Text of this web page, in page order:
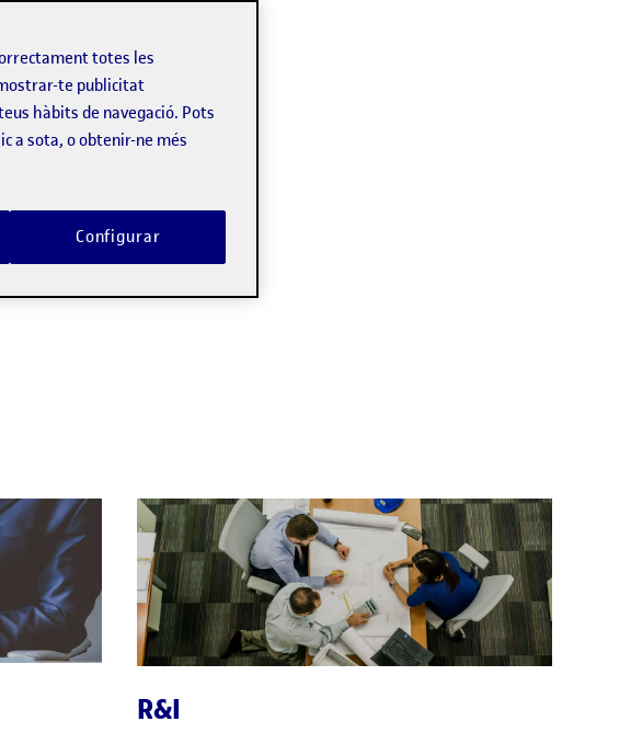
R&I
totes les
te publicitat
hàbits de navegació. Pots
a sota, o obtenir-ne més
Configurar